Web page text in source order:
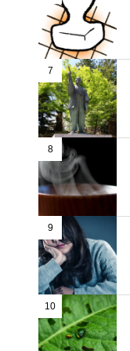
7
8
9
10